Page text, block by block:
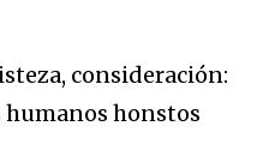
consideración:
honstos